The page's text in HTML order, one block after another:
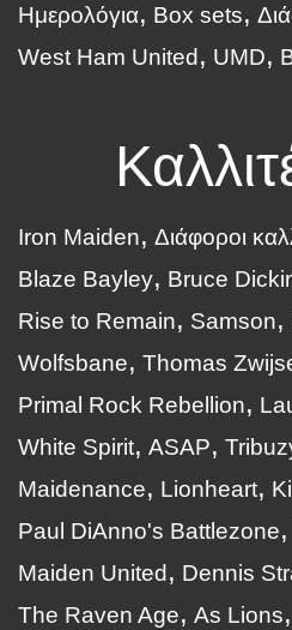
Ημερολόγια
Box sets
West Ham United
UMD
Iron Maiden
Διάφοροι
Blaze Bayley
Bruce
Rise to Remain
Samson
Wolfsbane
Thomas
Primal Rock Rebellion
White Spirit ASAP
Maidenance
Lionheart
Paul DiAnno's Battlezone
Maiden United
Dennis
The Raven Age
As Lions